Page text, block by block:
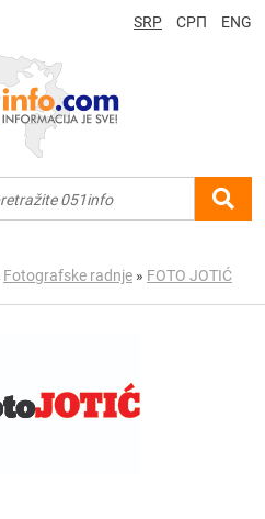
SRP СРП ENG
Fotografske radnje » FOTO JOTIĆ